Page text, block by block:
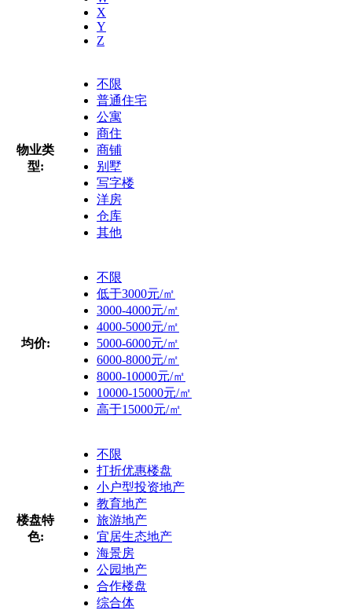
X
Y
Z
物业类
型:
不限
普通住宅
公寓
商住
商铺
别墅
写字楼
洋房
仓库
其他
均价:
不限
低于3000元/㎡
3000-4000元/㎡
4000-5000元/㎡
5000-6000元/㎡
6000-8000元/㎡
8000-10000元/㎡
10000-15000元/㎡
高于15000元/㎡
楼盘特
色:
不限
打折优惠楼盘
小户型投资地产
教育地产
旅游地产
宜居生态地产
海景房
公园地产
合作楼盘
综合体